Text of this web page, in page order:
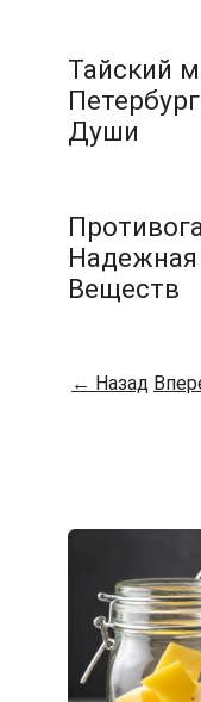
Тайский
Души
Веществ
← Назад